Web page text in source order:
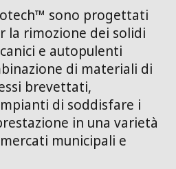
sono progettati
la rimozione dei solidi
e autopulenti
di materiali di
brevettati,
di soddisfare i
in una varietà
municipali e